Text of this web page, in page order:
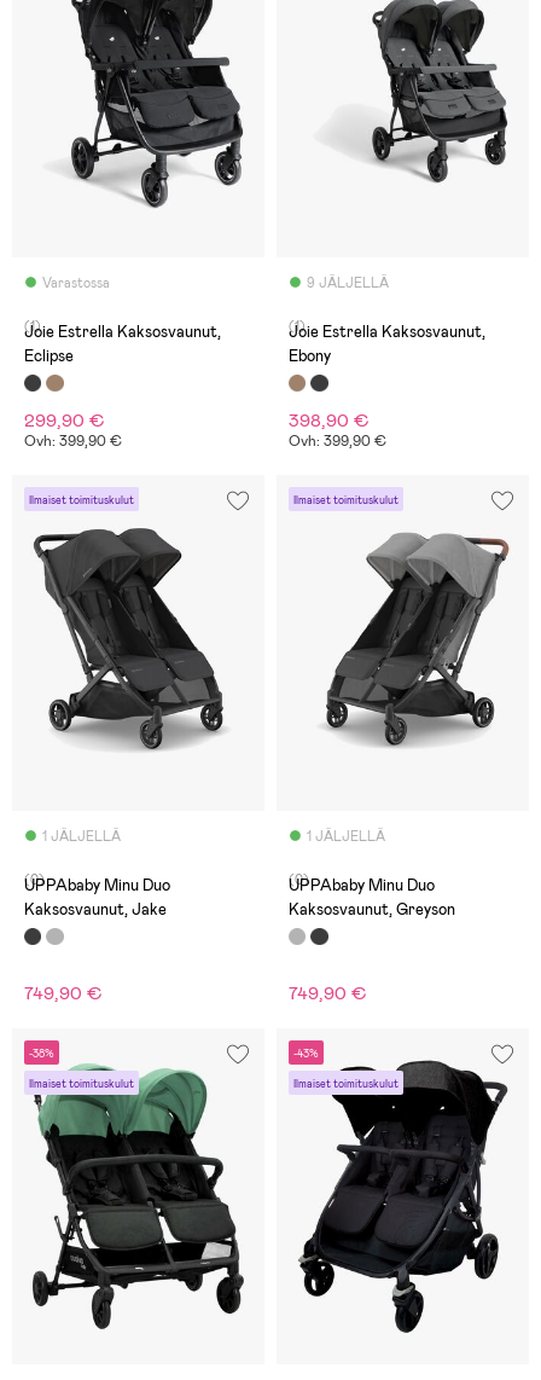
Varastossa
(1)
Joie Estrella Kaksosvaunut,
Eclipse
299,90 €
Ovh: 399,90 €
9 JÄLJELLÄ
(1)
Joie Estrella Kaksosvaunut,
Ebony
398,90 €
Ovh: 399,90 €
Ilmaiset toimituskulut
1 JÄLJELLÄ
(0)
UPPAbaby Minu Duo
Kaksosvaunut, Jake
749,90 €
Ilmaiset toimituskulut
1 JÄLJELLÄ
(0)
UPPAbaby Minu Duo
Kaksosvaunut, Greyson
749,90 €
-38%
Ilmaiset toimituskulut
-43%
Ilmaiset toimituskulut